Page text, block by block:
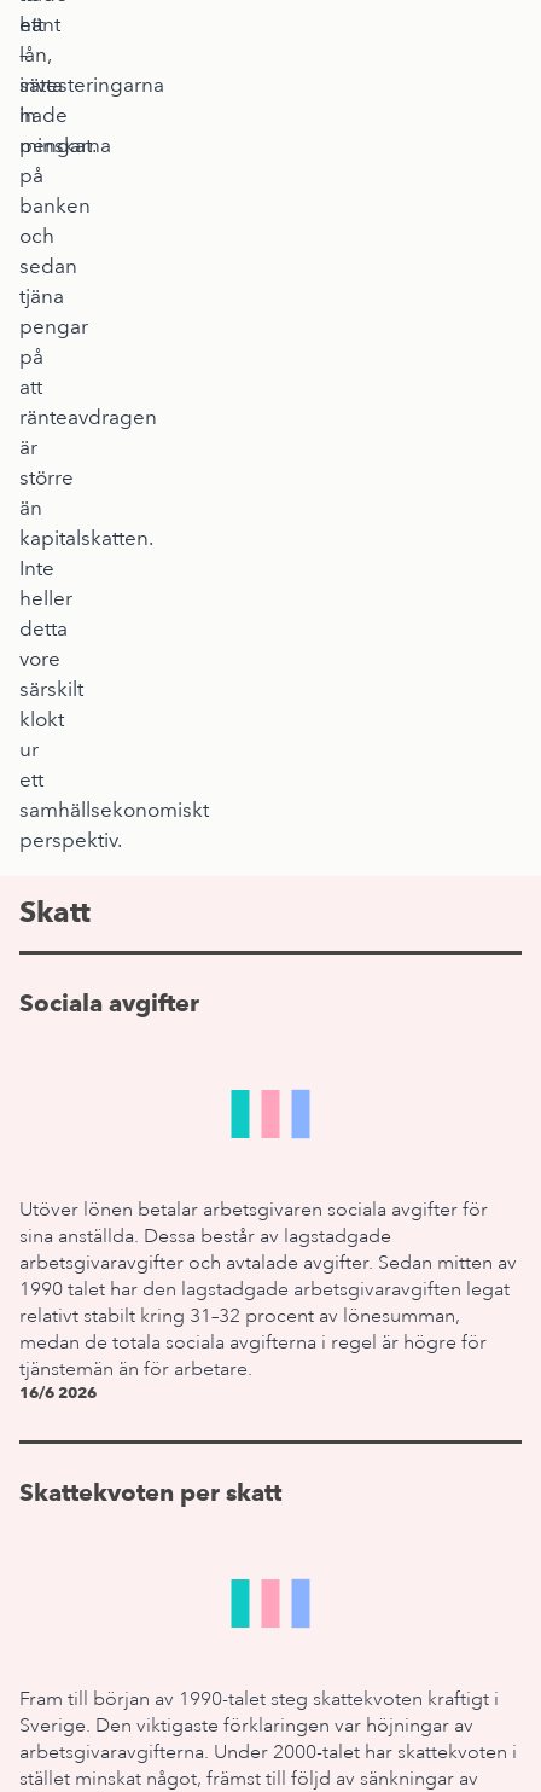
hänt
–
investeringarna
hade
minskat.
ett
lån,
sätta
in
pengarna
på
banken
och
sedan
tjäna
pengar
på
att
ränteavdragen
är
större
än
kapitalskatten.
Inte
heller
detta
vore
särskilt
klokt
ur
ett
samhällsekonomiskt
perspektiv.
Skatt
Sociala avgifter
Utöver lönen betalar arbetsgivaren sociala avgifter för
sina anställda. Dessa består av lagstadgade
arbetsgivaravgifter och avtalade avgifter. Sedan mitten av
1990 talet har den lagstadgade arbetsgivaravgiften legat
relativt stabilt kring 31–32 procent av lönesumman,
medan de totala sociala avgifterna i regel är högre för
tjänstemän än för arbetare.
16/6 2026
Skattekvoten per skatt
Fram till början av 1990-talet steg skattekvoten kraftigt i
Sverige. Den viktigaste förklaringen var höjningar av
arbetsgivaravgifterna. Under 2000-talet har skattekvoten i
stället minskat något, främst till följd av sänkningar av